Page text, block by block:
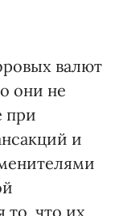
валют
они не
при
и
то, что их